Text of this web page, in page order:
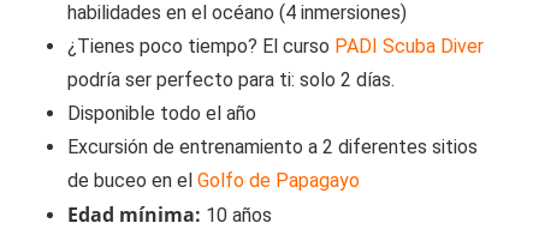
habilidades en el océano (4 inmersiones)
¿Tienes poco tiempo? El curso PADI Scuba Diver
podría ser perfecto para ti: solo 2 días.
Disponible todo el año
Excursión de entrenamiento a 2 diferentes sitios
de buceo en elGolfo de Papagayo
Edad mínima: 10 años